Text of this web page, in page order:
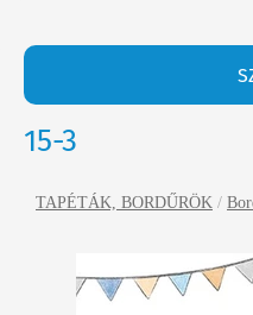
15-3
TAPÉTÁK, BORDŰRÖK /